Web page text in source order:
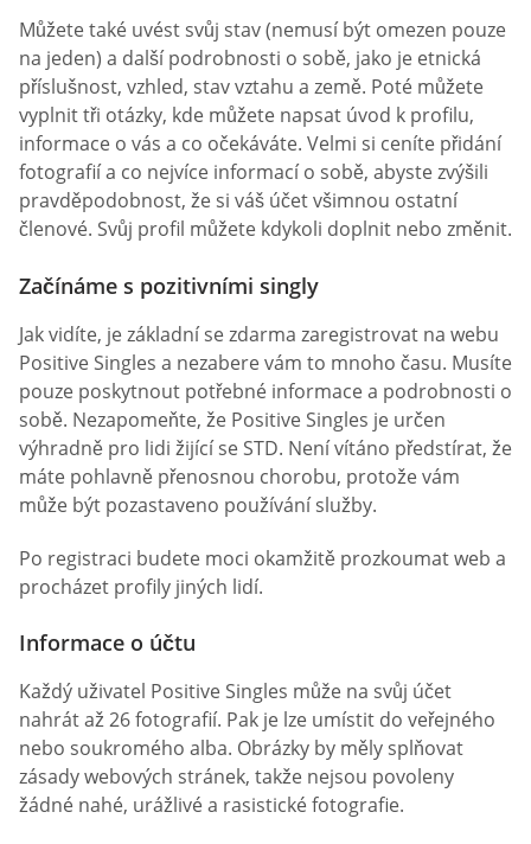
Můžete také uvést svůj stav (nemusí být omezen pouze
na jeden) a další podrobnosti o sobě, jako je etnická
příslušnost, vzhled, stav vztahu a země. Poté můžete
vyplnit tři otázky, kde můžete napsat úvod k profilu,
informace o vás a co očekáváte. Velmi si ceníte přidání
fotografií a co nejvíce informací o sobě, abyste zvýšili
pravděpodobnost, že si váš účet všimnou ostatní
členové. Svůj profil můžete kdykoli doplnit nebo změnit.
Začínáme s pozitivními singly
Jak vidíte, je základní se zdarma zaregistrovat na webu
Positive Singles a nezabere vám to mnoho času. Musíte
pouze poskytnout potřebné informace a podrobnosti o
sobě. Nezapomeňte, že Positive Singles je určen
výhradně pro lidi žijící se STD. Není vítáno předstírat, že
máte pohlavně přenosnou chorobu, protože vám
může být pozastaveno používání služby.
Po registraci budete moci okamžitě prozkoumat web a
procházet profily jiných lidí.
Informace o účtu
Každý uživatel Positive Singles může na svůj účet
nahrát až 26 fotografií. Pak je lze umístit do veřejného
nebo soukromého alba. Obrázky by měly splňovat
zásady webových stránek, takže nejsou povoleny
žádné nahé, urážlivé a rasistické fotografie.